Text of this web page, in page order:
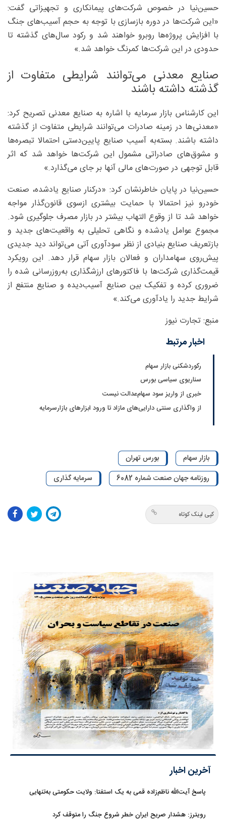
حسین‌نیا در خصوص شرکت‌های پیمانکاری و تجهیزاتی گفت:
«این شرکت‌ها در دوره بازسازی با توجه به حجم آسیب‌های جنگ
با افزایش پروژه‌ها روبرو خواهند شد و رکود سال‌های گذشته تا
حدودی در این شرکت‌ها کمرنگ خواهد شد.»
صنایع معدنی‌ می‌توانند شرایطی متفاوت از
گذشته داشته باشند
این کارشناس بازار سرمایه با اشاره به صنایع معدنی تصریح کرد:
«معدنی‌ها در زمینه صادرات می‌توانند شرایطی متفاوت از گذشته
داشته باشند. بسته‌به آسیب صنایع پایین‌دستی احتمالا تبصره‌ها
و مشوق‌های صادراتی مشمول این شرکت‌ها خواهد شد که اثر
قابل توجهی در صورت‌های مالی آنها بر جای می‌گذارد.»
حسین‌نیا در پایان خاطرنشان کرد: «درکنار صنایع یادشده، صنعت
خودرو نیز احتمالا با حمایت بیشتری ازسوی قانون‌گذار مواجه
خواهد شد تا از وقوع التهاب بیشتر در بازار مصرف جلوگیری شود.
مجموع عوامل یادشده و نگاهی تحلیلی به واقعیت‌های جدید و
بازتعریف صنایع بنیادی از نظر سودآوری آتی می‌تواند دید جدیدی
پیش‌روی سهامداران و فعالان بازار سهام قرار دهد. این رویکرد
قیمت‌گذاری شرکت‌ها با فاکتورهای ارزشگذاری به‌روزرسانی شده را
ضروری کرده و تفکیک بین صنایع آسیب‌دیده و صنایع منتفع از
شرایط جدید را یادآوری می‌کند.»
منبع: تجارت نیوز
اخبار مرتبط
رکوردشکنی بازار سهام
سناریوی سیاسی بورس
خبری از واریز سود سهام‌عدالت نیست
از واگذاری سنتی دارایی‌های مازاد تا ورود ابزارهای بازارسرمایه
بازار سهام
بورس تهران
روزنامه جهان صنعت شماره 6082
سرمایه گذاری
کپی لینک کوتاه
آخرین اخبار
پاسخ آیت‌الله ناظم‌زاده قمی به یک استفتا: ولایت حکومتی به‌تنهایی
رویترز: هشدار صریح ایران خطر شروع جنگ را متوقف کرد